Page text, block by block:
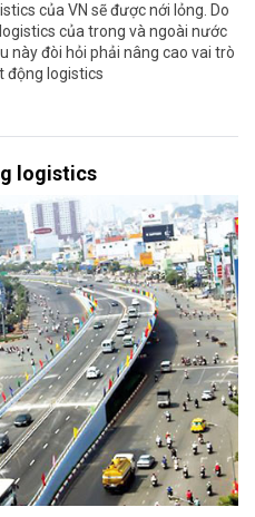
của VN sẽ được nới lỏng. Do
của trong và ngoài nước
này đòi hỏi phải nâng cao vai trò
động logistics
logistics